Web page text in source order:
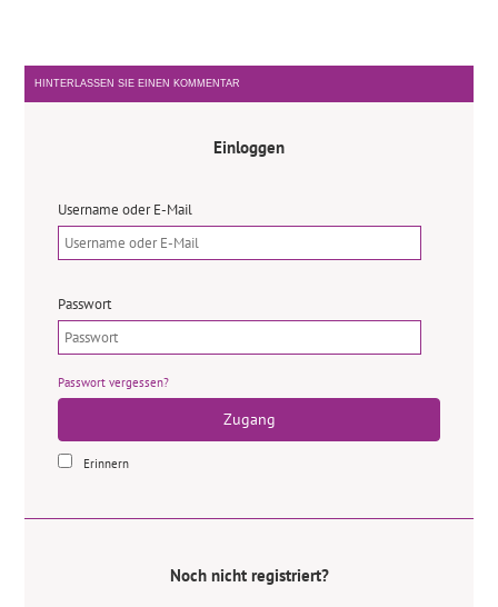
HINTERLASSEN SIE EINEN KOMMENTAR
Einloggen
Username oder E-Mail
Passwort
Passwort vergessen?
Zugang
Erinnern
Noch nicht registriert?